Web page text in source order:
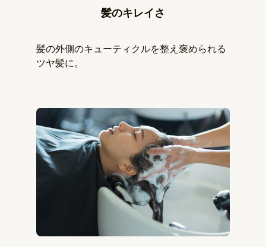
髪のキレイさ
髪の外側のキューティクルを整え褒められる
ツヤ髪に。